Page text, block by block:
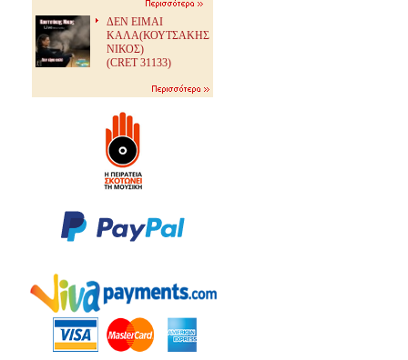
ΔΕΝ ΕΙΜΑΙ
ΚΑΛΑ(ΚΟΥΤΣΑΚΗΣ
ΝΙΚΟΣ)
(CRET 31133)